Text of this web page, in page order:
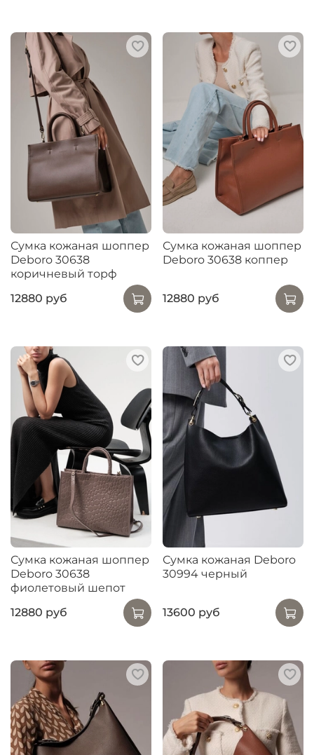
Сумка кожаная шоппер
Deboro 30638
коричневый торф
12880 руб
Сумка кожаная шоппер
Deboro 30638 коппер
12880 руб
Сумка кожаная шоппер
Deboro 30638
фиолетовый шепот
12880 руб
Сумка кожаная Deboro
30994 черный
13600 руб